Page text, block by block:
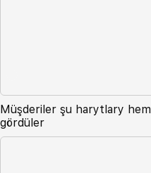
Müşderiler şu harytlary hem
gördüler